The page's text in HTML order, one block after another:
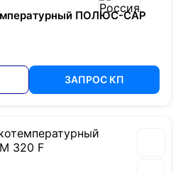
ПОЛЮС-САР
ЗАПРОС КП